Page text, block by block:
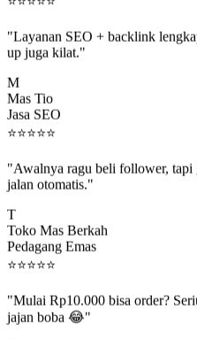
up juga kilat."
Mas Tio
Jasa SEO
⭐⭐⭐⭐⭐
jalan otomatis."
Toko Mas Berkah
Pedagang Emas
⭐⭐⭐⭐⭐
jajan boba 😂"